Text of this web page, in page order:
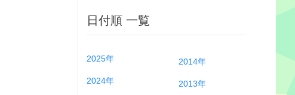
日付順 一覧
2025年
2024年
2014年
2013年